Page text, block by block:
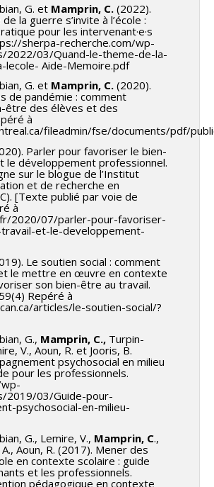
G. et Mamprin, C. (2022).
la guerre s’invite à l’école :
pour les intervenant·e·s
sherpa-recherche.com/wp-
2022/03/Quand-le-theme-de-la-
lecole- Aide-Memoire.pdf
G. et Mamprin, C. (2020).
de pandémie : comment
être des élèves et des
à
fileadmin/fse/documents/pdf/
Parler pour favoriser le bien-
le développement professionnel.
sur le blogue de l’Institut
et de recherche en
[Texte publié par voie de
à
2020/07/parler-pour-favoriser-
et-le-developpement-
Le soutien social : comment
le mettre en œuvre en contexte
son bien-être au travail.
Repéré à
articles/le-soutien-social/?
G., Mamprin, C., Turpin-
V., Aoun, R. et Jooris, B.
psychosocial en milieu
pour les professionnels.
2019/03/Guide-pour-
psychosocial-en-milieu-
G., Lemire, V., Mamprin, C.,
Aoun, R. (2017). Mener des
en contexte scolaire : guide
et les professionnels.
pédagogique en contexte